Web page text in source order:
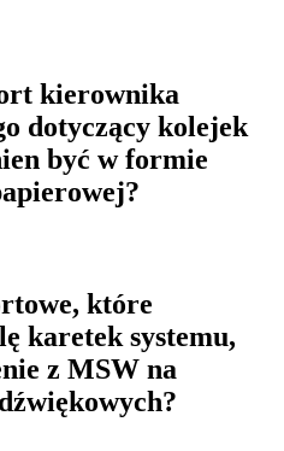
kierownika
dotyczący kolejek
być w formie
które
karetek systemu,
z MSW na